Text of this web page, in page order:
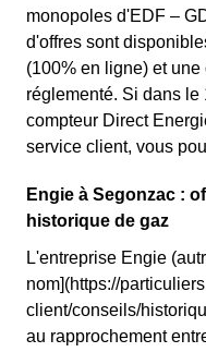
monopoles d'EDF –
d'offres sont
(100% en ligne) et
réglementé. Si dans le
compteur Direct
service client, vous
Engie à Segonzac :
historique de gaz
L'entreprise Engie
nom](https://
client/conseils/
au rapprochement